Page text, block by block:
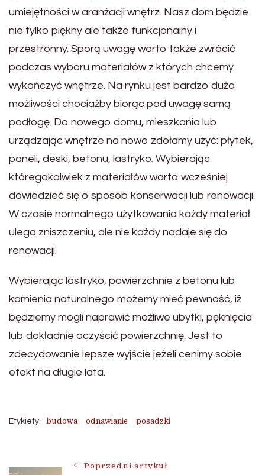
umiejętności w aranżacji wnętrz. Nasz dom będzie
nie tylko piękny ale także funkcjonalny i
przestronny. Sporą uwagę warto także zwrócić
podczas wyboru materiałów z których chcemy
wykończyć wnętrze. Na rynku jest bardzo dużo
możliwości chociażby biorąc pod uwagę samą
podłogę. Do nowego domu, mieszkania lub
urządzając wnętrze na nowo zdołamy użyć: płytek,
paneli, deski, betonu, lastryko. Wybierając
któregokolwiek z materiałów warto wcześniej
dowiedzieć się o sposób konserwacji lub renowacji.
W czasie normalnego użytkowania każdy materiał
ulega zniszczeniu, ale nie każdy nadaje się do
renowacji.
Wybierając lastryko, powierzchnie z betonu lub
kamienia naturalnego możemy mieć pewność, iż
będziemy mogli naprawić możliwe ubytki, pęknięcia
lub dokładnie oczyścić powierzchnię. Jest to
zdecydowanie lepsze wyjście jeżeli cenimy sobie
efekt na długie lata.
Etykiety: budowa odnawianie posadzki
Poprzedni artykuł